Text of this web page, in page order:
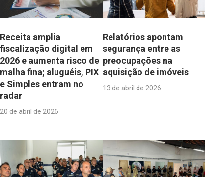
Receita amplia
fiscalização digital em
2026 e aumenta risco de
malha fina; aluguéis, PIX
e Simples entram no
radar
20 de abril de 2026
Relatórios apontam
segurança entre as
preocupações na
aquisição de imóveis
13 de abril de 2026